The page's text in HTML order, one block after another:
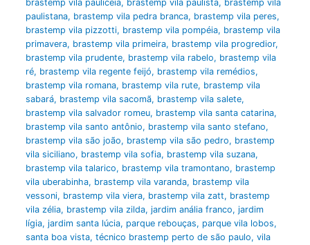
brastemp vila pauliceia, brastemp vila paulista, brastemp vila
paulistana, brastemp vila pedra branca, brastemp vila peres,
brastemp vila pizzotti, brastemp vila pompéia, brastemp vila
primavera, brastemp vila primeira, brastemp vila progredior,
brastemp vila prudente, brastemp vila rabelo, brastemp vila
ré, brastemp vila regente feijó, brastemp vila remédios,
brastemp vila romana, brastemp vila rute, brastemp vila
sabará, brastemp vila sacomã, brastemp vila salete,
brastemp vila salvador romeu, brastemp vila santa catarina,
brastemp vila santo antônio, brastemp vila santo stefano,
brastemp vila são joão, brastemp vila são pedro, brastemp
vila siciliano, brastemp vila sofia, brastemp vila suzana,
brastemp vila talarico, brastemp vila tramontano, brastemp
vila uberabinha, brastemp vila varanda, brastemp vila
vessoni, brastemp vila viera, brastemp vila zatt, brastemp
vila zélia, brastemp vila zilda, jardim anália franco, jardim
lígia, jardim santa lúcia, parque rebouças, parque vila lobos,
santa boa vista, técnico brastemp perto de são paulo, vila